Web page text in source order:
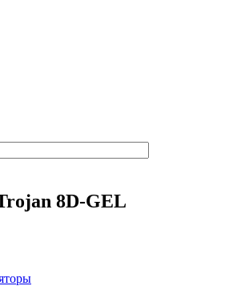
8D-GEL